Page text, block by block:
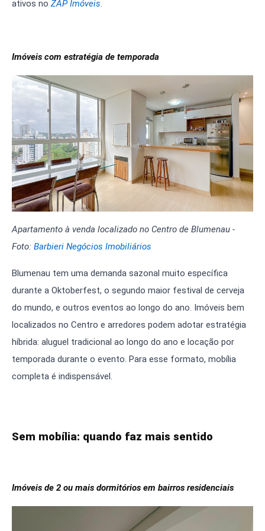
ativos no ZAP Imóveis.
Imóveis com estratégia de temporada
Apartamento à venda localizado no Centro de Blumenau -
Foto: Barbieri Negócios Imobiliários
Blumenau tem uma demanda sazonal muito específica
durante a Oktoberfest, o segundo maior festival de cerveja
do mundo, e outros eventos ao longo do ano. Imóveis bem
localizados no Centro e arredores podem adotar estratégia
híbrida: aluguel tradicional ao longo do ano e locação por
temporada durante o evento. Para esse formato, mobília
completa é indispensável.
Sem mobília: quando faz mais sentido
Imóveis de 2 ou mais dormitórios em bairros residenciais